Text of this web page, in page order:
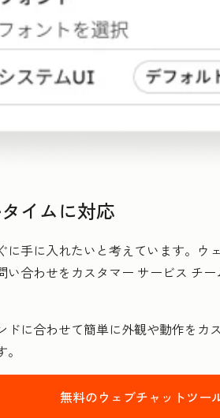
イムに対応
手に入れたいと考えています。
合わせをカスタマー サービス チ
に合わせて簡単に外観や動作を
無料のウェブチャットツー